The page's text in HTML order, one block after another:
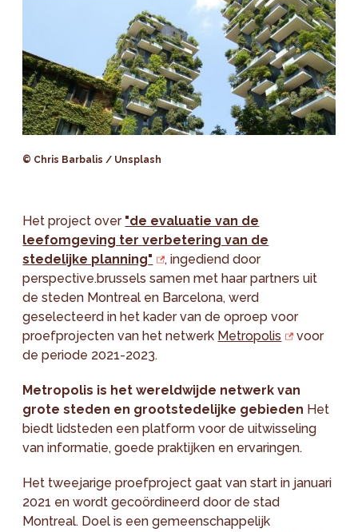
© Chris Barbalis / Unsplash
Het project over "de evaluatie van de
leefomgeving ter verbetering van de
stedelijke planning"
, ingediend door
perspective.brussels samen met haar partners uit
de steden Montreal en Barcelona, werd
geselecteerd in het kader van de oproep voor
proefprojecten van het netwerk Metropolis
voor
de periode 2021-2023.
Metropolis is het wereldwijde netwerk van
grote steden en grootstedelijke gebieden Het
biedt lidsteden een platform voor de uitwisseling
van informatie, goede praktijken en ervaringen.
Het tweejarige proefproject gaat van start in januari
2021 en wordt gecoördineerd door de stad
Montreal. Doel is een gemeenschappelijk